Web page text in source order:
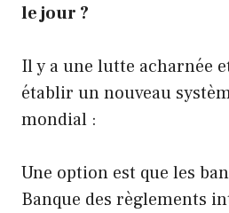
le jour ?
Il y a une lutte acharnée
établir un nouveau
mondial :
Une option est que les
Banque des règlements